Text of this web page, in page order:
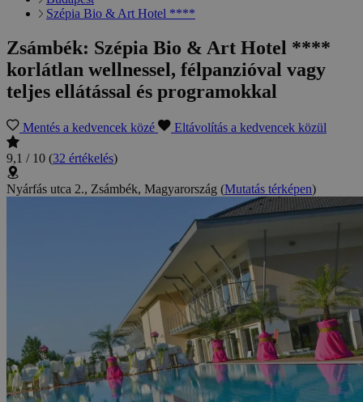
Szépia Bio & Art Hotel ****
Zsámbék: Szépia Bio & Art Hotel ****
korlátlan wellnessel, félpanzióval vagy
teljes ellátással és programokkal
Mentés a kedvencek közé Eltávolítás a kedvencek közül
9,1 / 10 (32 értékelés)
Nyárfás utca 2., Zsámbék, Magyarország (Mutatás térképen)